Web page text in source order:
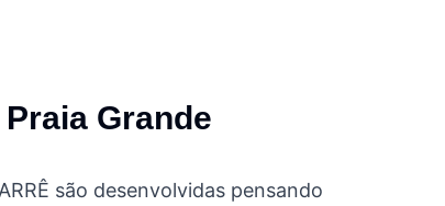
Praia Grande
são desenvolvidas pensando